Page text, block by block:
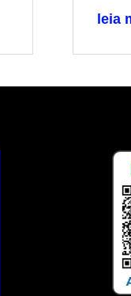
leia